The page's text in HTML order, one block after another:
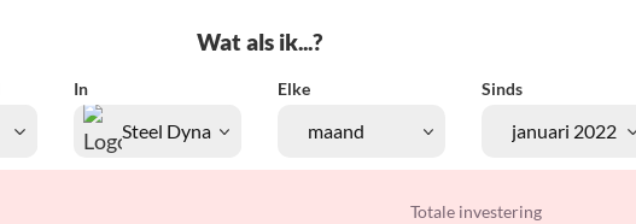
Wat als ik...?
In Elke Sinds
Totale investering